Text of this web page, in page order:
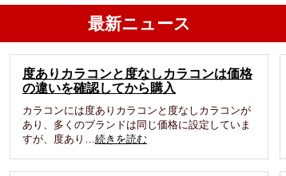
最新ニュース
度ありカラコンと度なしカラコンは価格
の違いを確認してから購入
カラコンには度ありカラコンと度なしカラコンが
あり、多くのブランドは同じ価格に設定していま
すが、度あり…続きを読む